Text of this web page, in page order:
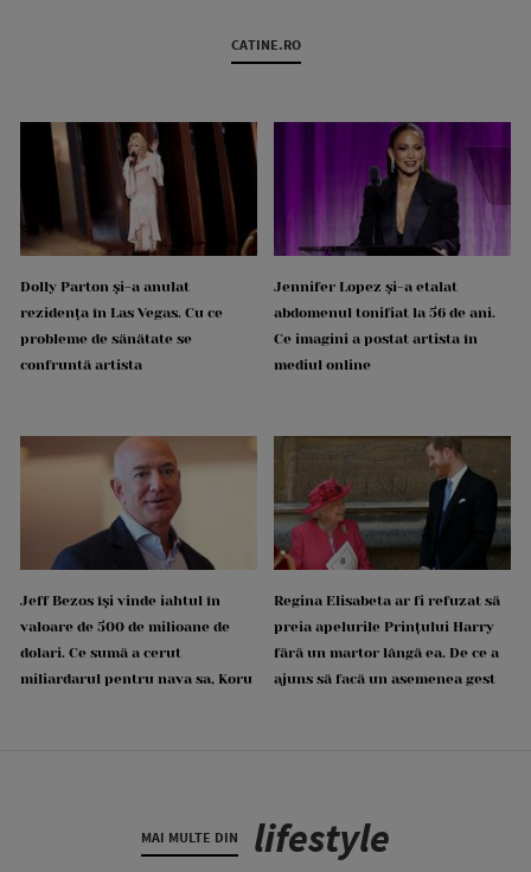
CATINE.RO
Dolly Parton și-a anulat
rezidența în Las Vegas. Cu ce
probleme de sănătate se
confruntă artista
Jennifer Lopez și-a etalat
abdomenul tonifiat la 56 de ani.
Ce imagini a postat artista în
mediul online
Jeff Bezos își vinde iahtul în
valoare de 500 de milioane de
dolari. Ce sumă a cerut
miliardarul pentru nava sa, Koru
Regina Elisabeta ar fi refuzat să
preia apelurile Prințului Harry
fără un martor lângă ea. De ce a
ajuns să facă un asemenea gest
MAI MULTE DIN lifestyle